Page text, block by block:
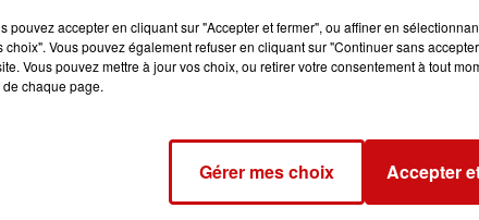
de la Dannemarienne
élancés de la ligne de départ et 8000€ avaient
et des soins esthétiques avaient pu
à la course, c'est par ici !
de l'événement
pouvez accepter en cliquant sur "Accepter et fermer", ou affiner en
choix". Vous pouvez également refuser en cliquant sur "Continuer sans
Vous pouvez mettre à jour vos choix, ou retirer votre consentement à tout
de chaque page.
Gérer mes choix Accepter